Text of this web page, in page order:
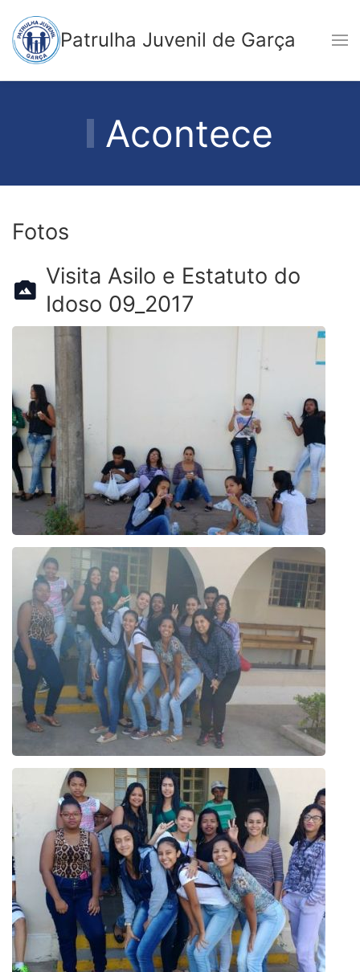
Patrulha Juvenil de Garça
Acontece
Fotos
Visita Asilo e Estatuto do
Idoso 09_2017